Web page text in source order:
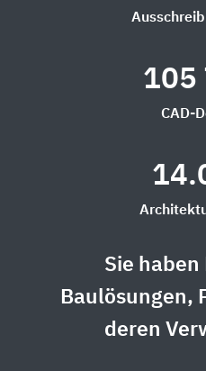
105
CAD-
Sie haben
Baulösungen,
deren